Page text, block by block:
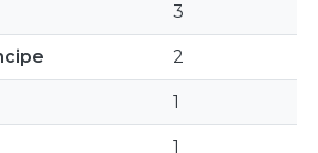
3
2
1
1